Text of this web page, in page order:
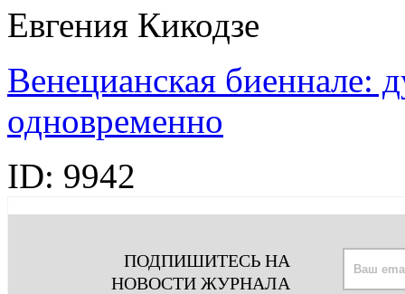
Евгения Кикодзе
Венецианская биеннале:
одновременно
ID: 9942
ПОДПИШИТЕСЬ НА
НОВОСТИ ЖУРНАЛА